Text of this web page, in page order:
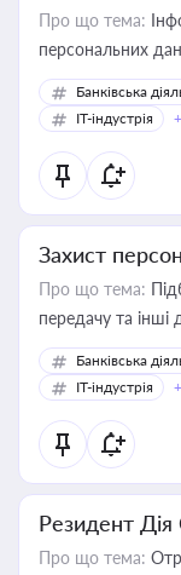
Про що тема:
персональних
Банківська
IT-індустрія
Захист
Про що тема:
передачу та інші
Банківська
IT-індустрія
Резидент Дія
Про що тема: